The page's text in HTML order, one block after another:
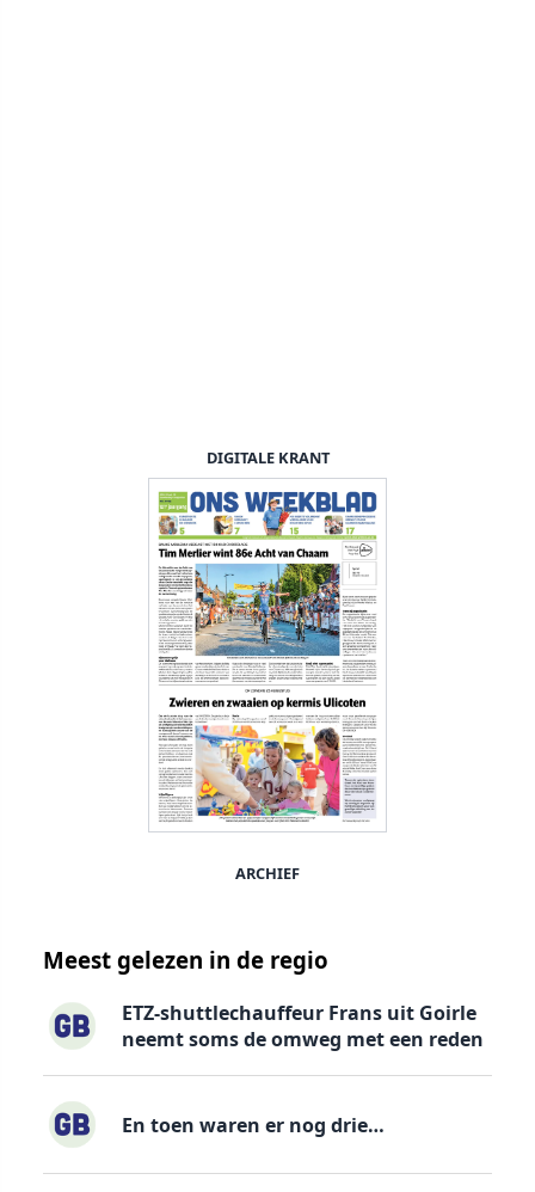
DIGITALE KRANT
ARCHIEF
Meest gelezen in de regio
ETZ-shuttlechauffeur Frans uit Goirle
neemt soms de omweg met een reden
En toen waren er nog drie…